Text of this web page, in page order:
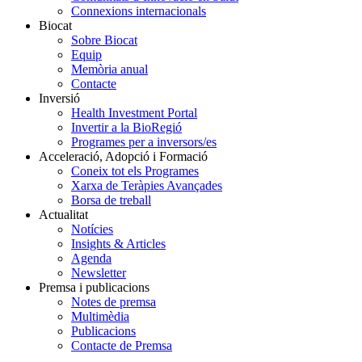
Connexions internacionals
Biocat
Sobre Biocat
Equip
Memòria anual
Contacte
Inversió
Health Investment Portal
Invertir a la BioRegió
Programes per a inversors/es
Acceleració, Adopció i Formació
Coneix tot els Programes
Xarxa de Teràpies Avançades
Borsa de treball
Actualitat
Notícies
Insights & Articles
Agenda
Newsletter
Premsa i publicacions
Notes de premsa
Multimèdia
Publicacions
Contacte de Premsa